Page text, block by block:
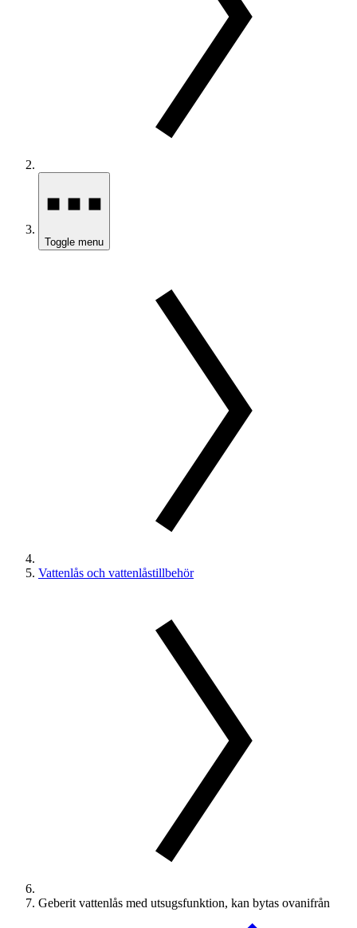
Toggle menu
Vattenlås och vattenlåstillbehör
Geberit vattenlås med utsugsfunktion, kan bytas ovanifrån